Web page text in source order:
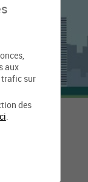
aux
trafic sur
des
.
ajouté de